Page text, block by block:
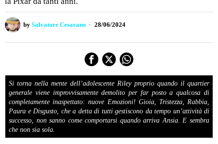
by Salvatore Cesarano 28/06/2024
Si torna nella mente dell’adolescente Riley proprio quando il quartier
generale viene improvvisamente demolito per far posto a qualcosa di
completamente inaspettato: nuove Emozioni! Gioia, Tristezza, Rabbia,
Paura e Disgusto, che a detta di tutti gestiscono da tempo un’attività di
successo, non sanno come comportarsi quando arriva Ansia. E sembra
che non sia sola.